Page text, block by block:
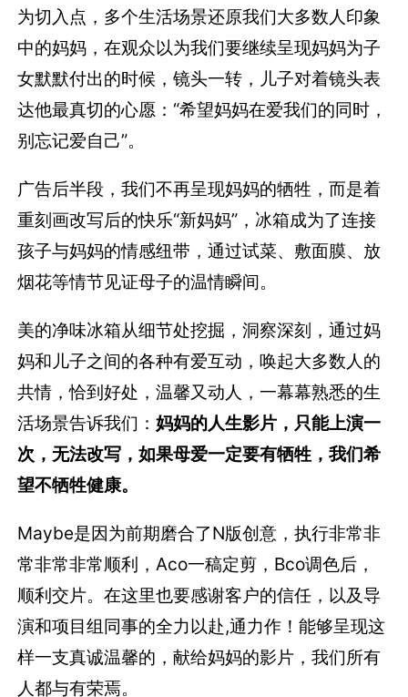
为切入点，多个生活场景还原我们大多数人印象
中的妈妈，在观众以为我们要继续呈现妈妈为子
女默默付出的时候，镜头一转，儿子对着镜头表
达他最真切的心愿：“希望妈妈在爱我们的同时，
别忘记爱自己”。
广告后半段，我们不再呈现妈妈的牺牲，而是着
重刻画改写后的快乐“新妈妈”，冰箱成为了连接
孩子与妈妈的情感纽带，通过试菜、敷面膜、放
烟花等情节见证母子的温情瞬间。
美的净味冰箱从细节处挖掘，洞察深刻，通过妈
妈和儿子之间的各种有爱互动，唤起大多数人的
共情，恰到好处，温馨又动人，一幕幕熟悉的生
活场景告诉我们：妈妈的人生影片，只能上演一
次，无法改写，如果母爱一定要有牺牲，我们希
望不牺牲健康。
Maybe是因为前期磨合了N版创意，执行非常非
常非常非常顺利，Aco一稿定剪，Bco调色后，
顺利交片。在这里也要感谢客户的信任，以及导
演和项目组同事的全力以赴,通力作！能够呈现这
样一支真诚温馨的，献给妈妈的影片，我们所有
人都与有荣焉。